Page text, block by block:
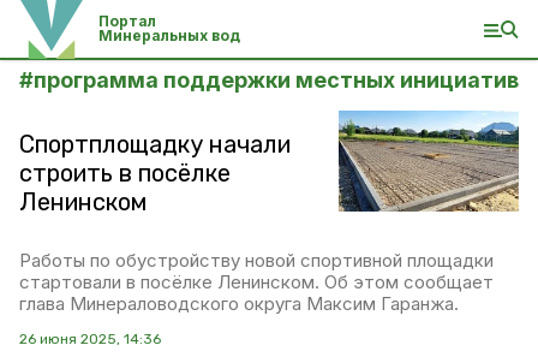
Портал
Минеральных вод
#программа поддержки местных инициатив
Спортплощадку начали
строить в посёлке
Ленинском
Работы по обустройству новой спортивной площадки
стартовали в посёлке Ленинском. Об этом сообщает
глава Минераловодского округа Максим Гаранжа.
26 июня 2025, 14:36